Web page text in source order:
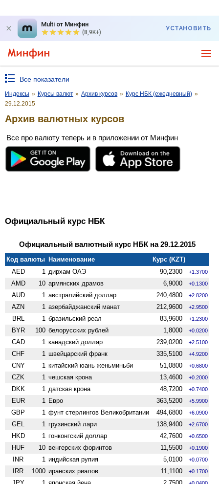
Multi от Минфин
(8,9K+)
УСТАНОВИТЬ
Все показатели
Индексы » Курсы валют » Архив курсов » Курс НБК (ежедневный) »
29.12.2015
Архив валютных курсов
Все про валюту теперь и в приложении от Минфин
Официальный курс НБК
Официальный валютный курс НБК на 29.12.2015
Код валюты Наименование
Курс (KZT)
AED
1 дирхам ОАЭ 90,2300 +1.3700
AMD 10 армянских драмов 6,9000 +0.1300
AUD 1 австралийский доллар 240,4800 +2.8200
AZN 1 азербайджанский манат 212,9600 +2.9500
BRL 1 бразильский реал 83,9600 +1.2300
BYR 100 белорусских рублей 1,8000 +0.0200
CAD 1 канадский доллар 239,0200 +2.5100
CHF 1 швейцарский франк 335,5100 +4.9200
CNY 1 китайский юань женьминьби 51,0800 +0.6800
CZK 1 чешская крона 13,4600 +0.2000
DKK 1 датская крона 48,7200 +0.7400
EUR 1 Евро 363,5200 +5.9900
GBP 1 фунт стерлингов Велико­британии 494,6800 +6.0900
GEL 1 грузинский лари 138,9400 +2.6700
HKD 1 гонконгский доллар 42,7600 +0.6500
HUF 10 венгерских форинтов 11,5500 +0.1900
INR 1 индийская рупия 5,0100 +0.0700
IRR 1000 иранских риалов 11,1100 +0.1700